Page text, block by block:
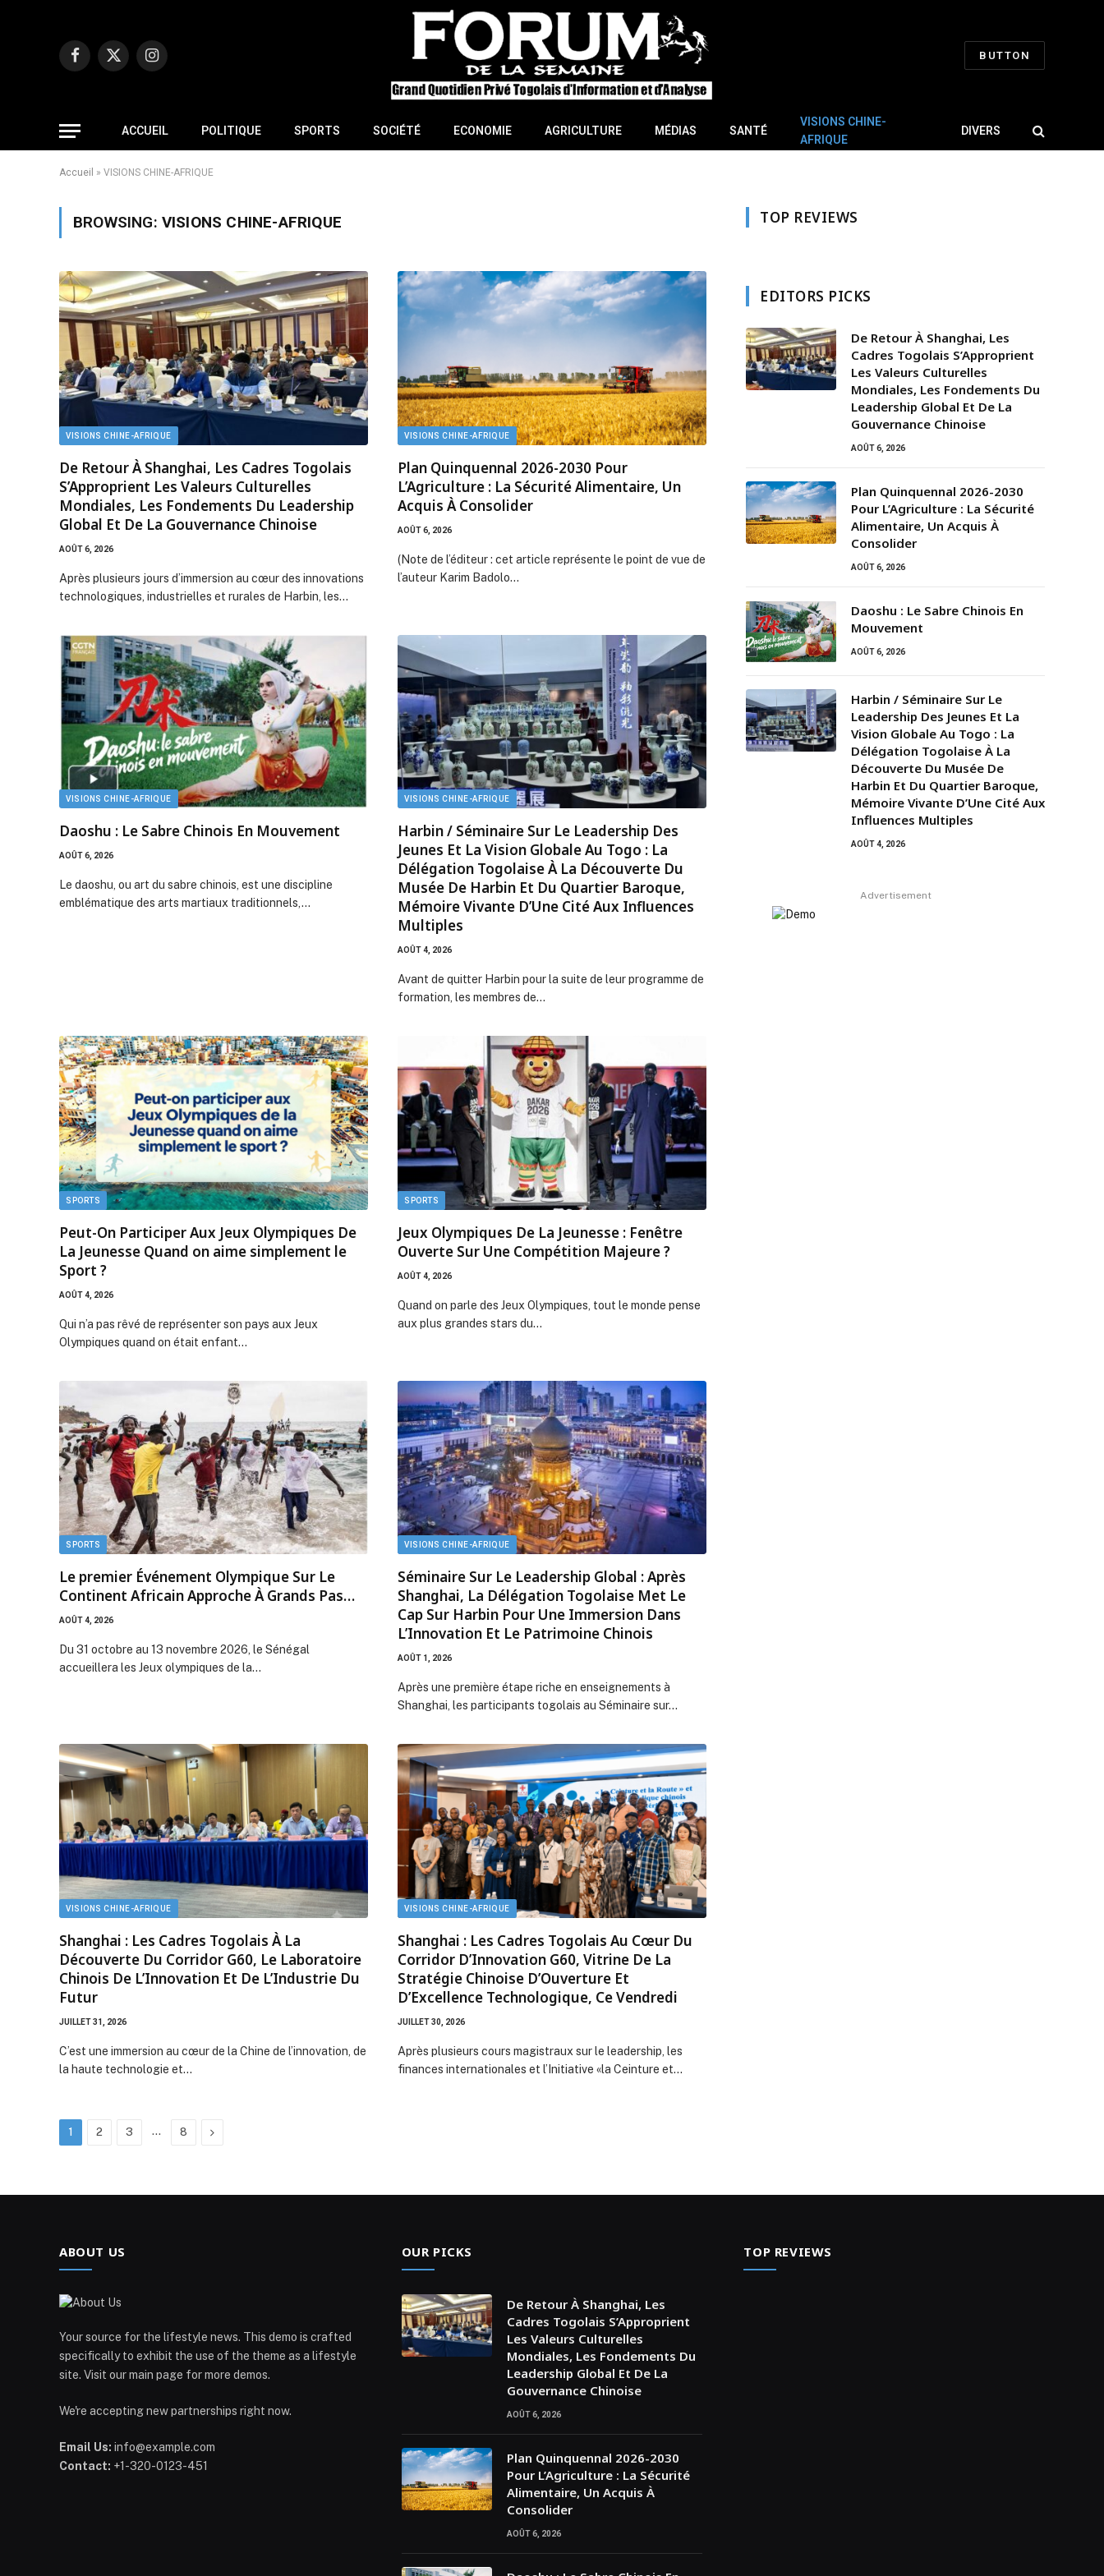
Facebook
X
Instagram
BUTTON
ACCUEIL POLITIQUE SPORTS SOCIÉTÉ ECONOMIE AGRICULTURE MÉDIAS SANTÉ
VISIONS CHINE-
AFRIQUE
DIVERS
Accueil » VISIONS CHINE-AFRIQUE
BROWSING: VISIONS CHINE-AFRIQUE
VISIONS CHINE-AFRIQUE
De Retour À Shanghai, Les Cadres Togolais
S’Approprient Les Valeurs Culturelles
Mondiales, Les Fondements Du Leadership
Global Et De La Gouvernance Chinoise
AOÛT 6, 2026
Après plusieurs jours d’immersion au cœur des innovations
technologiques, industrielles et rurales de Harbin, les…
VISIONS CHINE-AFRIQUE
Plan Quinquennal 2026-2030 Pour
L’Agriculture : La Sécurité Alimentaire, Un
Acquis À Consolider
AOÛT 6, 2026
(Note de l’éditeur : cet article représente le point de vue de
l’auteur Karim Badolo…
VISIONS CHINE-AFRIQUE
Daoshu : Le Sabre Chinois En Mouvement
AOÛT 6, 2026
Le daoshu, ou art du sabre chinois, est une discipline
emblématique des arts martiaux traditionnels,…
VISIONS CHINE-AFRIQUE
Harbin / Séminaire Sur Le Leadership Des
Jeunes Et La Vision Globale Au Togo : La
Délégation Togolaise À La Découverte Du
Musée De Harbin Et Du Quartier Baroque,
Mémoire Vivante D’Une Cité Aux Influences
Multiples
AOÛT 4, 2026
Avant de quitter Harbin pour la suite de leur programme de
formation, les membres de…
SPORTS
Peut-On Participer Aux Jeux Olympiques De
La Jeunesse Quand on aime simplement le
Sport ?
AOÛT 4, 2026
Qui n’a pas rêvé de représenter son pays aux Jeux
Olympiques quand on était enfant…
SPORTS
Jeux Olympiques De La Jeunesse : Fenêtre
Ouverte Sur Une Compétition Majeure ?
AOÛT 4, 2026
Quand on parle des Jeux Olympiques, tout le monde pense
aux plus grandes stars du…
SPORTS
Le premier Événement Olympique Sur Le
Continent Africain Approche À Grands Pas…
AOÛT 4, 2026
Du 31 octobre au 13 novembre 2026, le Sénégal
accueillera les Jeux olympiques de la…
VISIONS CHINE-AFRIQUE
Séminaire Sur Le Leadership Global : Après
Shanghai, La Délégation Togolaise Met Le
Cap Sur Harbin Pour Une Immersion Dans
L’Innovation Et Le Patrimoine Chinois
AOÛT 1, 2026
Après une première étape riche en enseignements à
Shanghai, les participants togolais au Séminaire sur…
VISIONS CHINE-AFRIQUE
Shanghai : Les Cadres Togolais À La
Découverte Du Corridor G60, Le Laboratoire
Chinois De L’Innovation Et De L’Industrie Du
Futur
JUILLET 31, 2026
C’est une immersion au cœur de la Chine de l’innovation, de
la haute technologie et…
VISIONS CHINE-AFRIQUE
Shanghai : Les Cadres Togolais Au Cœur Du
Corridor D’Innovation G60, Vitrine De La
Stratégie Chinoise D’Ouverture Et
D’Excellence Technologique, Ce Vendredi
JUILLET 30, 2026
Après plusieurs cours magistraux sur le leadership, les
finances internationales et l’Initiative «la Ceinture et…
1 2 3 … 8 Next
TOP REVIEWS
EDITORS PICKS
De Retour À Shanghai, Les
Cadres Togolais S’Approprient
Les Valeurs Culturelles
Mondiales, Les Fondements Du
Leadership Global Et De La
Gouvernance Chinoise
AOÛT 6, 2026
Plan Quinquennal 2026-2030
Pour L’Agriculture : La Sécurité
Alimentaire, Un Acquis À
Consolider
AOÛT 6, 2026
Daoshu : Le Sabre Chinois En
Mouvement
AOÛT 6, 2026
Harbin / Séminaire Sur Le
Leadership Des Jeunes Et La
Vision Globale Au Togo : La
Délégation Togolaise À La
Découverte Du Musée De
Harbin Et Du Quartier Baroque,
Mémoire Vivante D’Une Cité Aux
Influences Multiples
AOÛT 4, 2026
Advertisement
ABOUT US
Your source for the lifestyle news. This demo is crafted
specifically to exhibit the use of the theme as a lifestyle
site. Visit our main page for more demos.
We're accepting new partnerships right now.
Email Us: info@example.com
Contact: +1-320-0123-451
OUR PICKS
De Retour À Shanghai, Les
Cadres Togolais S’Approprient
Les Valeurs Culturelles
Mondiales, Les Fondements Du
Leadership Global Et De La
Gouvernance Chinoise
AOÛT 6, 2026
Plan Quinquennal 2026-2030
Pour L’Agriculture : La Sécurité
Alimentaire, Un Acquis À
Consolider
AOÛT 6, 2026
TOP REVIEWS